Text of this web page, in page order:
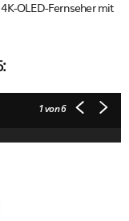
OLED-Fernseher mit
1von 6